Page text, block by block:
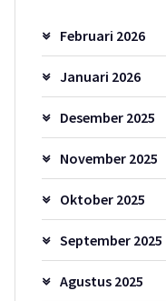
Februari 2026
Januari 2026
Desember 2025
November 2025
Oktober 2025
September 2025
Agustus 2025